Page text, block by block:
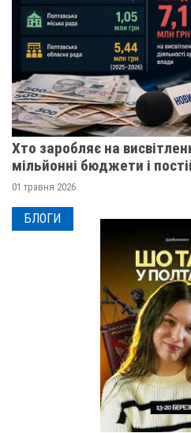
Хто заробляє на
мільйонні бюджети і
01 травня 2026
БЛОГИ